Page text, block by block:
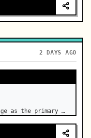
2 DAYS AGO
as the primary